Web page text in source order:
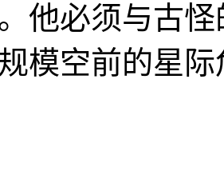
他必须与古
模空前的星